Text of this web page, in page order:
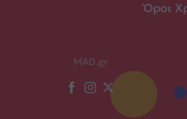
Όροι
MAD.gr